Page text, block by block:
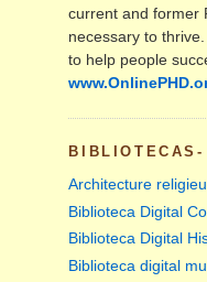
current and former
necessary to
to help people
BIBLIOTECAS-
Architecture
Biblioteca Digital
Biblioteca Digital
Biblioteca digital